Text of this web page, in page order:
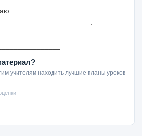
учителям находить лучшие планы уроков